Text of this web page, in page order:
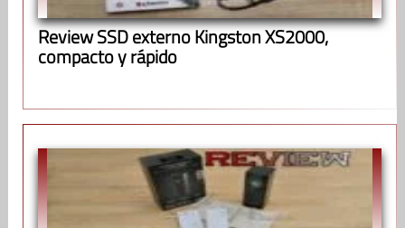
Review SSD externo Kingston XS2000,
compacto y rápido